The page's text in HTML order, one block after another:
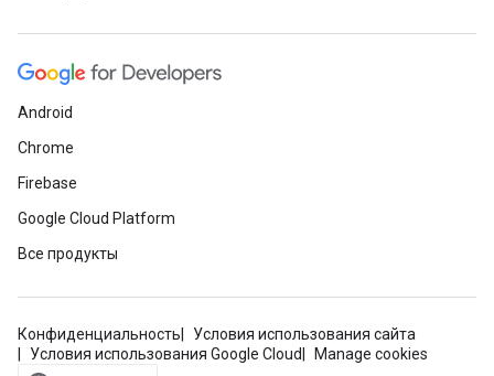
Android
Chrome
Firebase
Google Cloud Platform
Все продукты
Конфиденциальность
Условия использования сайта
Условия использования Google Cloud
Manage cookies